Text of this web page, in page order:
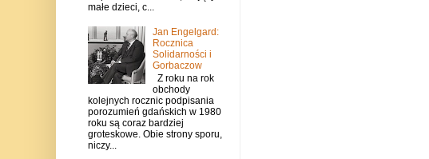
małe dzieci, c...
Jan Engelgard:
Rocznica
Solidarności i
Gorbaczow
Z roku na rok
obchody
kolejnych rocznic podpisania
porozumień gdańskich w 1980
roku są coraz bardziej
groteskowe. Obie strony sporu,
niczy...